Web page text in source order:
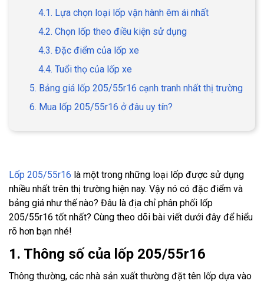
4.1. Lựa chọn loại lốp vận hành êm ái nhất
4.2. Chọn lốp theo điều kiện sử dụng
4.3. Đặc điểm của lốp xe
4.4. Tuổi thọ của lốp xe
5. Bảng giá lốp 205/55r16 cạnh tranh nhất thị trường
6. Mua lốp 205/55r16 ở đâu uy tín?
Lốp 205/55r16 là một trong những loại lốp được sử dụng
nhiều nhất trên thị trường hiện nay. Vậy nó có đặc điểm và
bảng giá như thế nào? Đâu là địa chỉ phân phối lốp
205/55r16 tốt nhất? Cùng theo dõi bài viết dưới đây để hiểu
rõ hơn bạn nhé!
1. Thông số của lốp 205/55r16
Thông thường, các nhà sản xuất thường đặt tên lốp dựa vào